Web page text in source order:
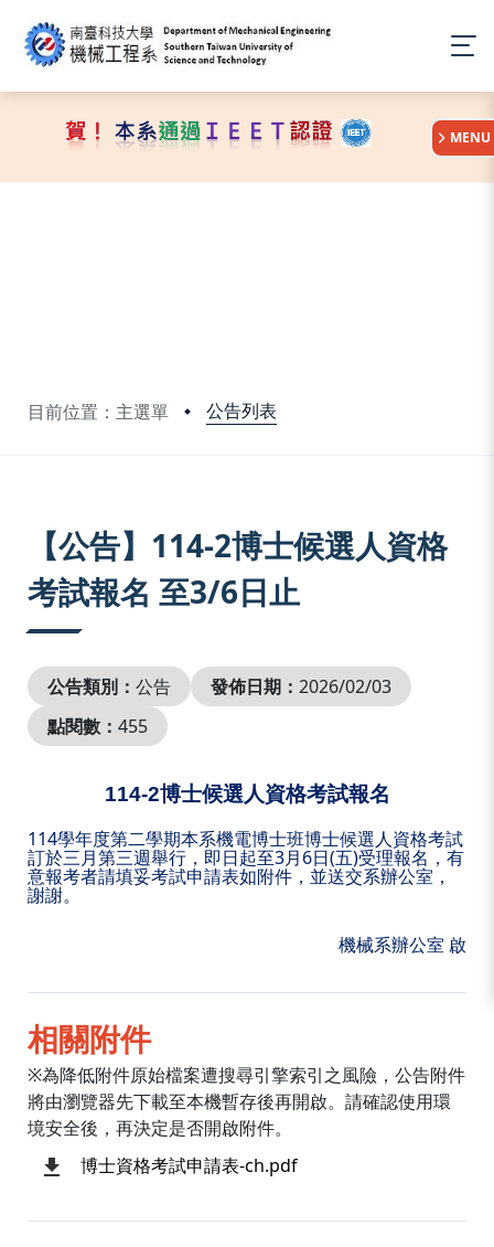
目前位置：主選單 公告列表
:::
MENU
【公告】114-2博士候選人資格
考試報名 至3/6日止
公告類別： 公告 發佈日期： 2026/02/03
點閱數： 455
114-2博士候選人資格考試報名
114學年度第二學期本系機電博士班博士候選人資格考試
訂於三月第三週舉行，即日起至3月 6日 (五)受理報名，有
意報考者請填妥考試申請表如附件，並送交系辦公室，
謝謝。
機械系辦公室 啟
相關附件
※為降低附件原始檔案遭搜尋引擎索引之風險，公告附件
將由瀏覽器先下載至本機暫存後再開啟。請確認使用環
境安全後，再決定是否開啟附件。
博士資格考試申請表-ch.pdf